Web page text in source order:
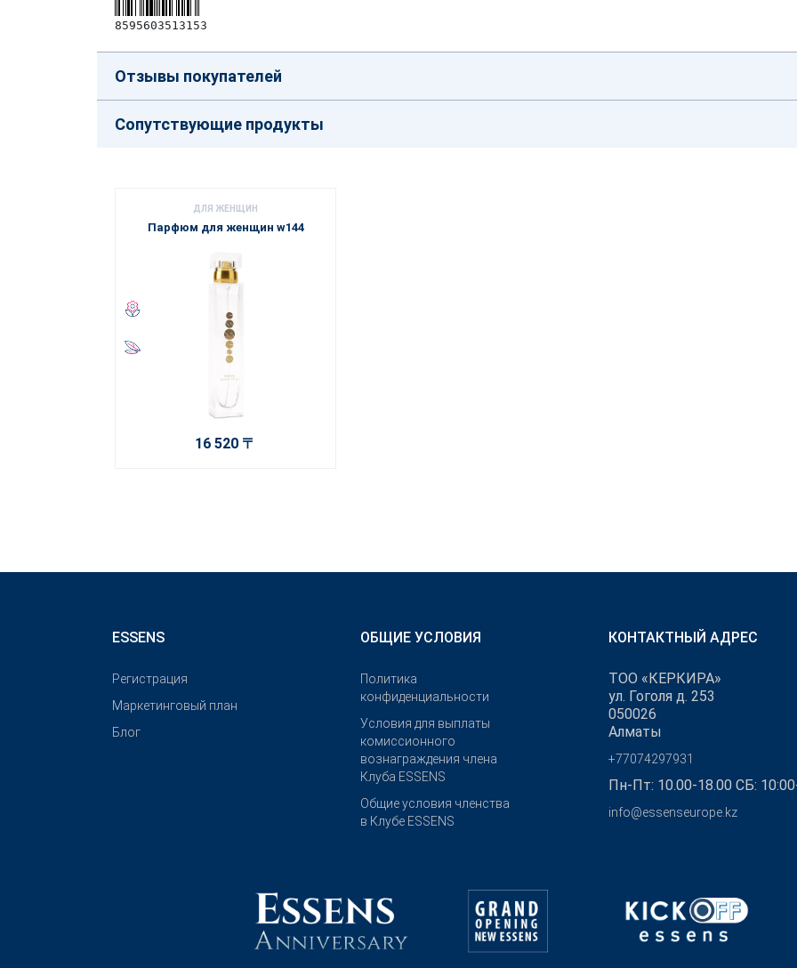
8595603513153
Отзывы покупателей
Сопутствующие продукты
ДЛЯ ЖЕНЩИН
Парфюм для женщин w144
16 520 〒
ESSENS
Pегистрация
Маркетинговый план
Блог
ОБЩИЕ УСЛОВИЯ
Политика
конфиденциальности
Условия для выплаты
комиссионного
вознаграждения члена
Клуба ESSENS
Общие условия членства
в Клубе ESSENS
КОНТАКТНЫЙ АДРЕС
ТОО «КЕРКИРА»
ул. Гоголя д. 253
050026
Алматы
+77074297931
Пн-Пт: 10.00-18.00 СБ:
info@essenseurope.kz